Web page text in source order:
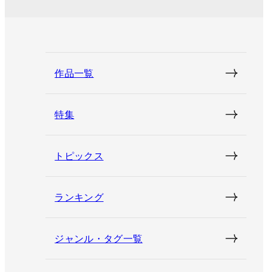
作品一覧
特集
トピックス
ランキング
ジャンル・タグ一覧